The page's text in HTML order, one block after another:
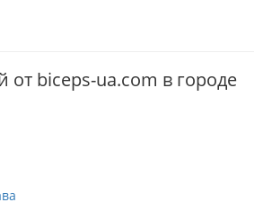
от biceps-ua.com в городе